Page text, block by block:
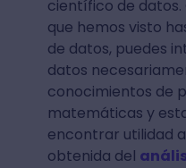
científico de
que hemos visto
de datos, puedes
datos
conocimientos de
matemáticas y
encontrar utilidad
obtenida del